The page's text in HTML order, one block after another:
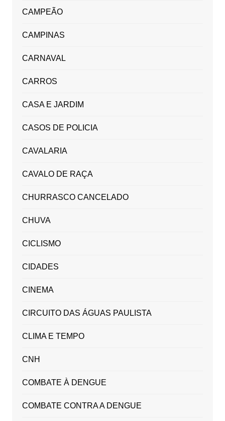
CAMPEÃO
CAMPINAS
CARNAVAL
CARROS
CASA E JARDIM
CASOS DE POLICIA
CAVALARIA
CAVALO DE RAÇA
CHURRASCO CANCELADO
CHUVA
CICLISMO
CIDADES
CINEMA
CIRCUITO DAS ÁGUAS PAULISTA
CLIMA E TEMPO
CNH
COMBATE À DENGUE
COMBATE CONTRA A DENGUE